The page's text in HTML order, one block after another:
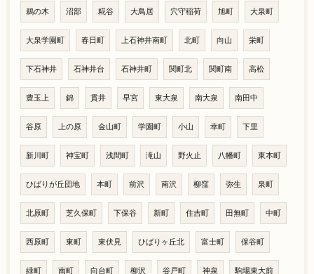
鵜の木 沼部 糀谷 大鳥居 穴守稲荷 旭町 大泉町
大泉学園町 春日町 上石神井南町 北町 向山 栄町
下石神井 石神井台 石神井町 関町北 関町南 高松
豊玉上 錦 貫井 早宮 東大泉 南大泉 南田中
谷原 上の原 金山町 学園町 小山 幸町 下里
新川町 神宝町 浅間町 滝山 野火止 八幡町 東本町
ひばりが丘団地 本町 前沢 南沢 柳窪 弥生 泉町
北原町 芝久保町 下保谷 新町 住吉町 田無町 中町
西原町 東町 東伏見 ひばりヶ丘北 富士町 保谷町
緑町 南町 向台町 柳沢 谷戸町 神泉 駒場東大前